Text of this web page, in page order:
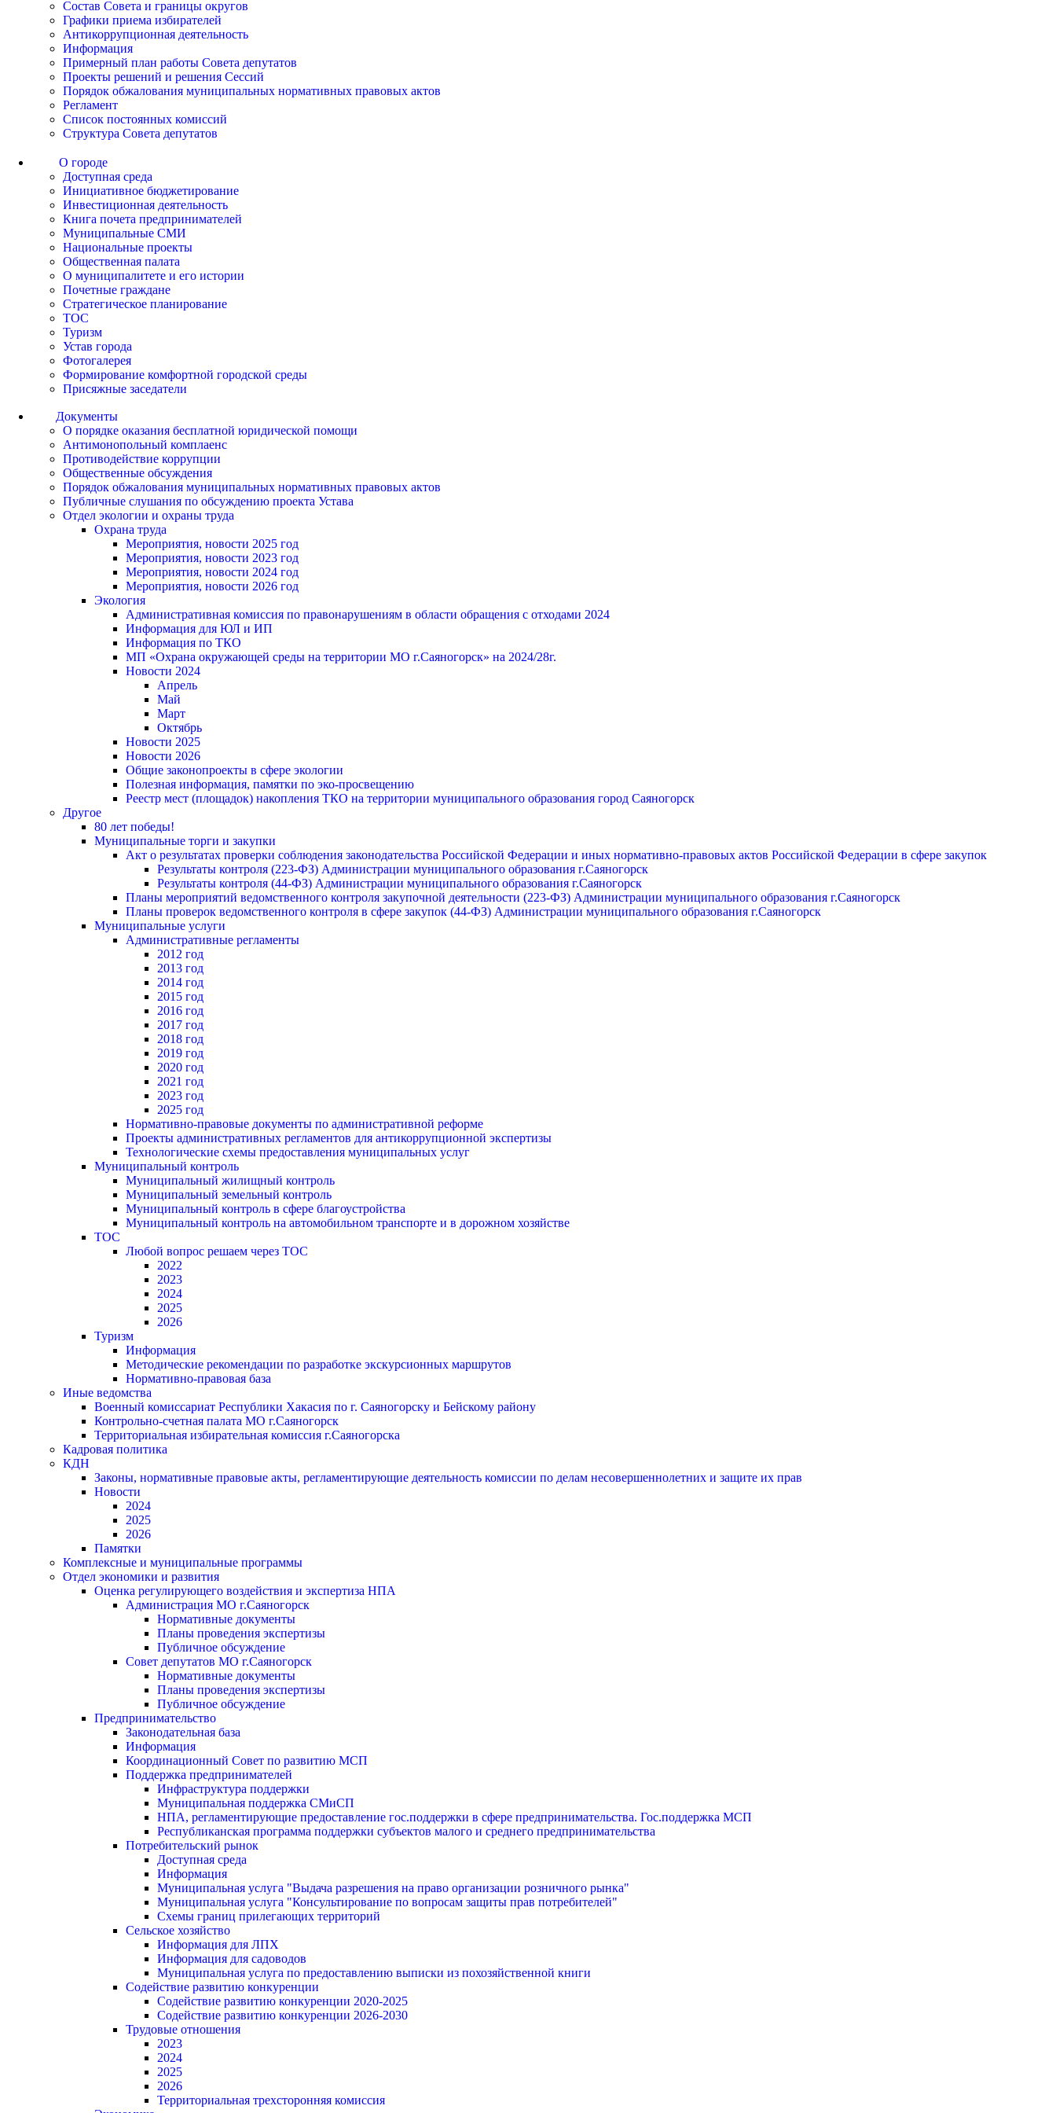
Состав Совета и границы округов
Графики приема избирателей
Антикоррупционная деятельность
Информация
Примерный план работы Совета депутатов
Проекты решений и решения Сессий
Порядок обжалования муниципальных нормативных правовых актов
Регламент
Список постоянных комиссий
Структура Совета депутатов
О городе
Доступная среда
Инициативное бюджетирование
Инвестиционная деятельность
Книга почета предпринимателей
Муниципальные СМИ
Национальные проекты
Общественная палата
О муниципалитете и его истории
Почетные граждане
Стратегическое планирование
ТОС
Туризм
Устав города
Фотогалерея
Формирование комфортной городской среды
Присяжные заседатели
Документы
О порядке оказания бесплатной юридической помощи
Антимонопольный комплаенс
Противодействие коррупции
Общественные обсуждения
Порядок обжалования муниципальных нормативных правовых актов
Публичные слушания по обсуждению проекта Устава
Отдел экологии и охраны труда
Охрана труда
Мероприятия, новости 2025 год
Мероприятия, новости 2023 год
Мероприятия, новости 2024 год
Мероприятия, новости 2026 год
Экология
Административная комиссия по правонарушениям в области обращения с отходами 2024
Информация для ЮЛ и ИП
Информация по ТКО
МП «Охрана окружающей среды на территории МО г.Саяногорск» на 2024/28г.
Новости 2024
Апрель
Май
Март
Октябрь
Новости 2025
Новости 2026
Общие законопроекты в сфере экологии
Полезная информация, памятки по эко-просвещению
Реестр мест (площадок) накопления ТКО на территории муниципального образования город Саяногорск
Другое
80 лет победы!
Муниципальные торги и закупки
Акт о результатах проверки соблюдения законодательства Российской Федерации и иных нормативно-правовых актов Российской Федерации в сфере закупок
Результаты контроля (223-ФЗ) Администрации муниципального образования г.Саяногорск
Результаты контроля (44-ФЗ) Администрации муниципального образования г.Саяногорск
Планы мероприятий ведомственного контроля закупочной деятельности (223-ФЗ) Администрации муниципального образования г.Саяногорск
Планы проверок ведомственного контроля в сфере закупок (44-ФЗ) Администрации муниципального образования г.Саяногорск
Муниципальные услуги
Административные регламенты
2012 год
2013 год
2014 год
2015 год
2016 год
2017 год
2018 год
2019 год
2020 год
2021 год
2023 год
2025 год
Нормативно-правовые документы по административной реформе
Проекты административных регламентов для антикоррупционной экспертизы
Технологические схемы предоставления муниципальных услуг
Муниципальный контроль
Муниципальный жилищный контроль
Муниципальный земельный контроль
Муниципальный контроль в сфере благоустройства
Муниципальный контроль на автомобильном транспорте и в дорожном хозяйстве
ТОС
Любой вопрос решаем через ТОС
2022
2023
2024
2025
2026
Туризм
Информация
Методические рекомендации по разработке экскурсионных маршрутов
Нормативно-правовая база
Иные ведомства
Военный комиссариат Республики Хакасия по г. Саяногорску и Бейскому району
Контрольно-счетная палата МО г.Саяногорск
Территориальная избирательная комиссия г.Саяногорска
Кадровая политика
КДН
Законы, нормативные правовые акты, регламентирующие деятельность комиссии по делам несовершеннолетних и защите их прав
Новости
2024
2025
2026
Памятки
Комплексные и муниципальные программы
Отдел экономики и развития
Оценка регулирующего воздействия и экспертиза НПА
Администрация МО г.Саяногорск
Нормативные документы
Планы проведения экспертизы
Публичное обсуждение
Совет депутатов МО г.Саяногорск
Нормативные документы
Планы проведения экспертизы
Публичное обсуждение
Предпринимательство
Законодательная база
Информация
Координационный Совет по развитию МСП
Поддержка предпринимателей
Инфраструктура поддержки
Муниципальная поддержка СМиСП
НПА, регламентирующие предоставление гос.поддержки в сфере предпринимательства. Гос.поддержка МСП
Республиканская программа поддержки субъектов малого и среднего предпринимательства
Потребительский рынок
Доступная среда
Информация
Муниципальная услуга "Выдача разрешения на право организации розничного рынка"
Муниципальная услуга "Консультирование по вопросам защиты прав потребителей"
Схемы границ прилегающих территорий
Сельское хозяйство
Информация для ЛПХ
Информация для садоводов
Муниципальная услуга по предоставлению выписки из похозяйственной книги
Содействие развитию конкуренции
Содействие развитию конкуренции 2020-2025
Содействие развитию конкуренции 2026-2030
Трудовые отношения
2023
2024
2025
2026
Территориальная трехсторонняя комиссия